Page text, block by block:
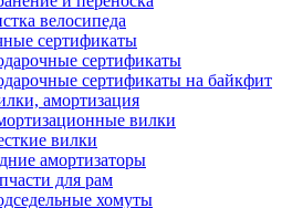
велосипеда
сертификаты
сертификаты
сертификаты на байкфит
амортизация
вилки
вилки
амортизаторы
для рам
хомуты